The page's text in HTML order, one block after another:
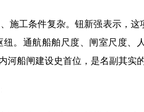
工条件复杂。钮新强表示，这
。通航船舶尺度、闸室尺度、
船闸建设史首位，是名副其实